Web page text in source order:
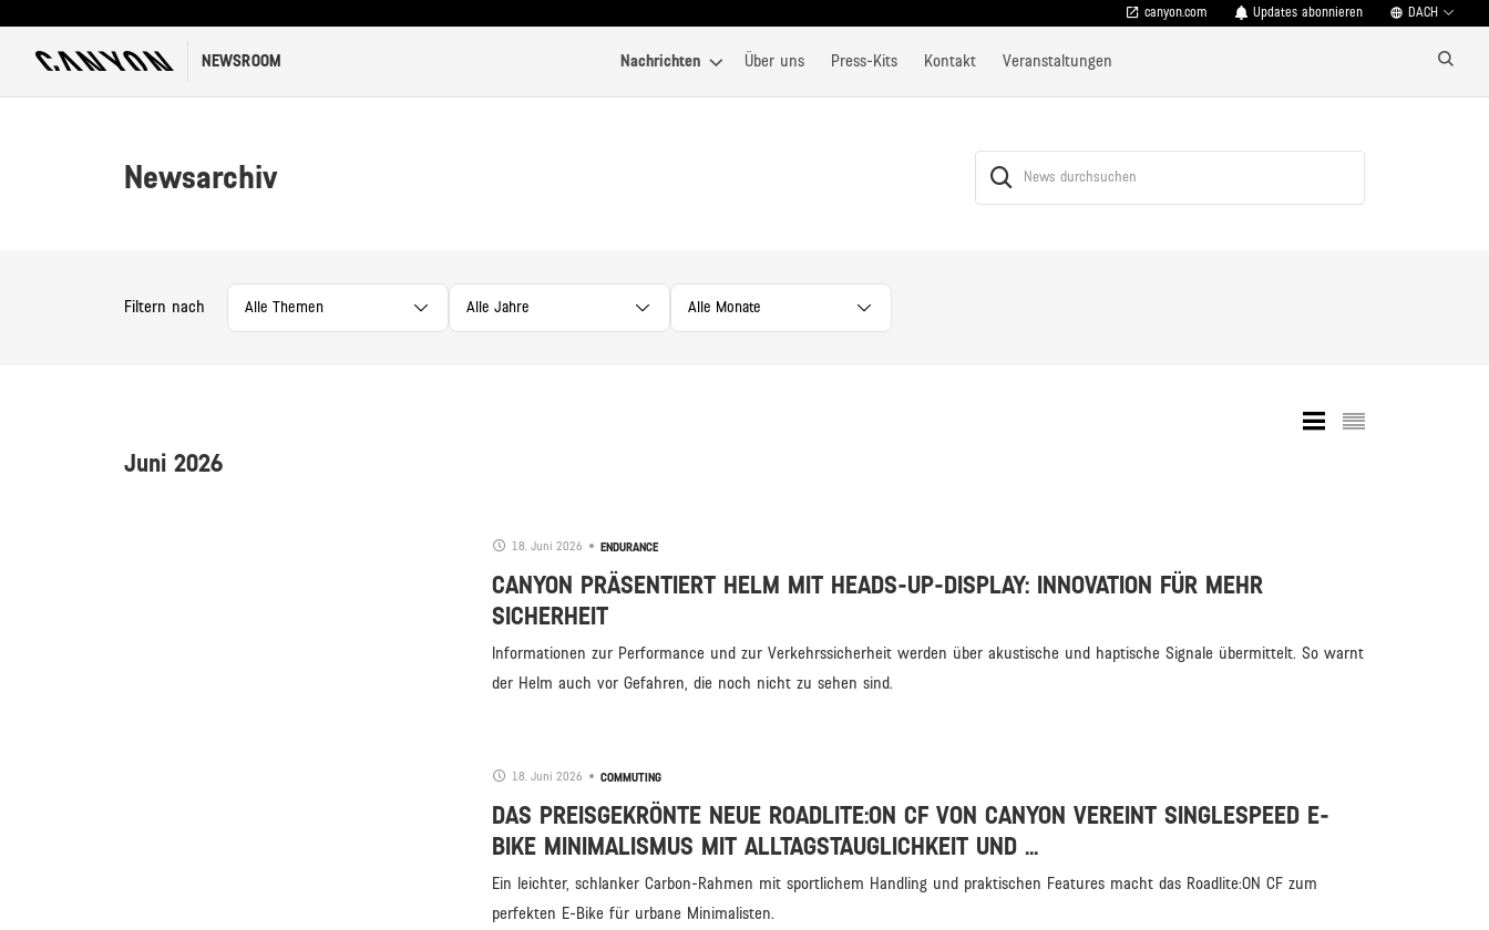
canyon.com Updates abonnieren DACH
NEWSROOM Nachrichten Über uns Press-Kits Veranstaltungen
Kontakt
Newsarchiv
Filtern nach Alle Themen Alle Jahre Alle Monate
Juni 2026
18. Juni 2026 ENDURANCE
CANYON PRÄSENTIERT HELM MIT HEADS-UP-DISPLAY: INNOVATION FÜR MEHR
SICHERHEIT
Informationen zur Performance und zur Verkehrssicherheit werden über akustische und haptische Signale übermittelt. So warnt
der Helm auch vor Gefahren, die noch nicht zu sehen sind.
18. Juni 2026 COMMUTING
DAS PREISGEKRÖNTE NEUE ROADLITE:ON CF VON CANYON VEREINT SINGLESPEED E-
BIKE MINIMALISMUS MIT ALLTAGSTAUGLICHKEIT UND ...
Ein leichter, schlanker Carbon-Rahmen mit sportlichem Handling und praktischen Features macht das Roadlite:ON CF zum
perfekten E-Bike für urbane Minimalisten.